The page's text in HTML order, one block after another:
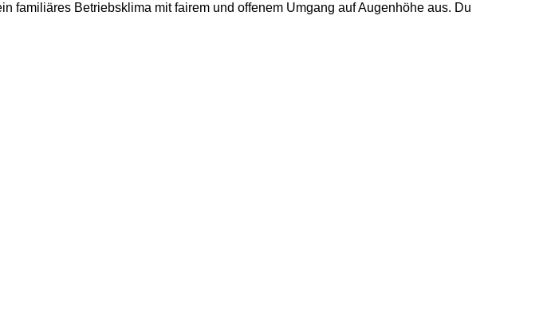
familiäres Betriebsklima mit fairem und offenem Umgang auf Augenhöhe aus. Du